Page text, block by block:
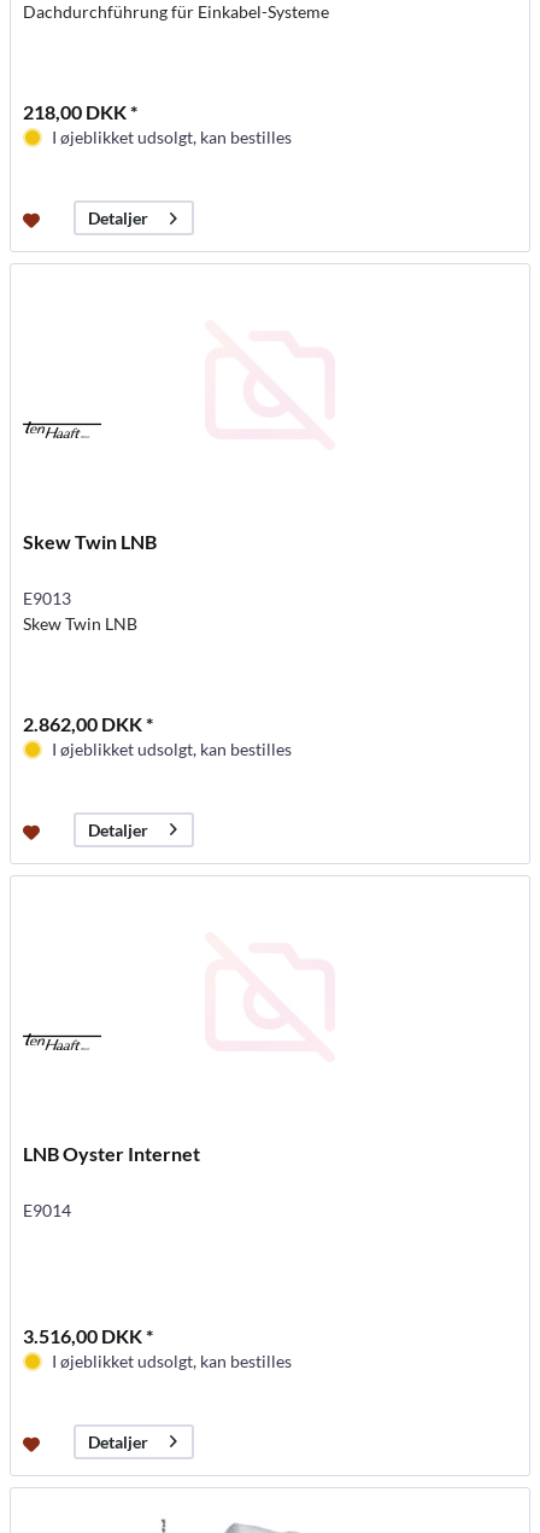
Dachdurchführung für Einkabel-Systeme
218,00 DKK *
I øjeblikket udsolgt, kan bestilles
Detaljer
Skew Twin LNB
E9013
Skew Twin LNB
2.862,00 DKK *
I øjeblikket udsolgt, kan bestilles
Detaljer
LNB Oyster Internet
E9014
3.516,00 DKK *
I øjeblikket udsolgt, kan bestilles
Detaljer